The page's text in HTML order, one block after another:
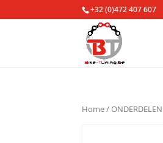
+32 (0)472 407 607
Home/